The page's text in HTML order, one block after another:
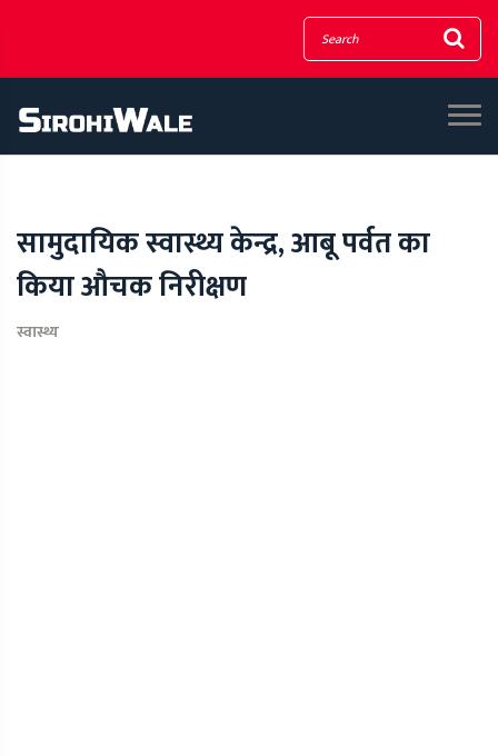
सामुदायिक स्वास्थ्य केन्द्र, आबू पर्वत का
किया औचक निरीक्षण
स्वास्थ्य